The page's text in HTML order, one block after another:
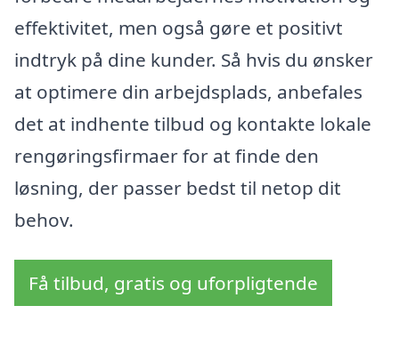
effektivitet, men også gøre et positivt
indtryk på dine kunder. Så hvis du ønsker
at optimere din arbejdsplads, anbefales
det at indhente tilbud og kontakte lokale
rengøringsfirmaer for at finde den
løsning, der passer bedst til netop dit
behov.
Få tilbud, gratis og uforpligtende